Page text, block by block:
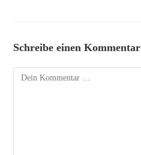
Schreibe einen Kommentar